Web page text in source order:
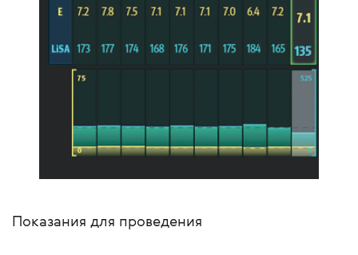
Показания для проведения